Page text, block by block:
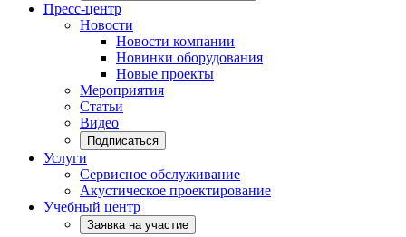
Пресс-центр
Новости
Новости компании
Новинки оборудования
Новые проекты
Мероприятия
Статьи
Видео
Подписаться
Услуги
Сервисное обслуживание
Акустическое проектирование
Учебный центр
Заявка на участие